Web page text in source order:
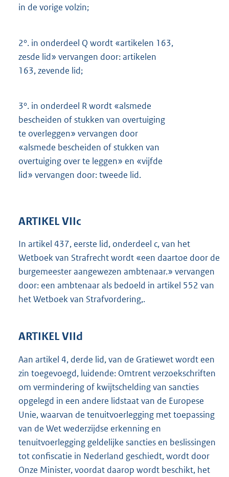
in de vorige volzin;
2°. in onderdeel Q wordt «artikelen 163,
zesde lid» vervangen door: artikelen
163, zevende lid;
3°. in onderdeel R wordt «alsmede
bescheiden of stukken van overtuiging
te overleggen» vervangen door
«alsmede bescheiden of stukken van
overtuiging over te leggen» en «vijfde
lid» vervangen door: tweede lid.
ARTIKEL VIIc
In artikel 437, eerste lid, onderdeel c, van het
Wetboek van Strafrecht wordt «een daartoe door de
burgemeester aangewezen ambtenaar.» vervangen
door: een ambtenaar als bedoeld in artikel 552 van
het Wetboek van Strafvordering,.
ARTIKEL VIId
Aan artikel 4, derde lid, van de Gratiewet wordt een
zin toegevoegd, luidende: Omtrent verzoekschriften
om vermindering of kwijtschelding van sancties
opgelegd in een andere lidstaat van de Europese
Unie, waarvan de tenuitvoerlegging met toepassing
van de Wet wederzijdse erkenning en
tenuitvoerlegging geldelijke sancties en beslissingen
tot confiscatie in Nederland geschiedt, wordt door
Onze Minister, voordat daarop wordt beschikt, het